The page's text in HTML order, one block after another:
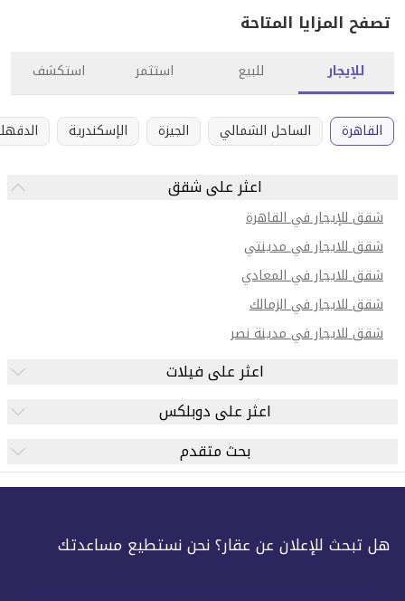
تصفح المزايا المتاحة
للإيجار للبيع استثمر استكشف
القاهرة الساحل الشمالي الجيزة الإسكندرية
اعثر على شقق
شقق للإيجار في القاهرة
شقق للايجار في مدينتي
شقق للايجار في المعادي
شقق للايجار في الزمالك
شقق للايجار في مدينة نصر
اعثر على فيلات
اعثر على دوبلكس
بحث متقدم
هل تبحث للإعلان عن عقار؟ نحن نستطيع مساعدتك